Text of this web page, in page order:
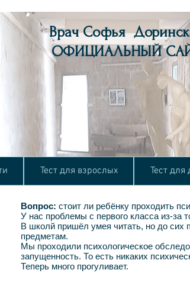
Врач Софья
ОФИЦИАЛЬНЫЙ
Тест для взрослых Тест для
Вопрос: стоит ли ребёнку проходить
У нас проблемы с первого класса из-за
В школй пришёл умея читать, но до сих
предметам.
Мы проходили психологическое
запущенность. То есть никаких
Теперь много прогуливает.